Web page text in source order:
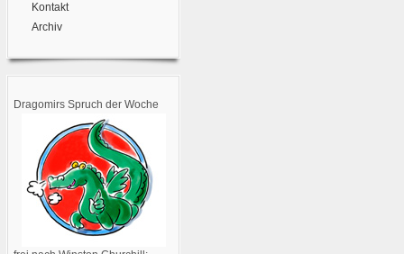
Kontakt
Archiv
Dragomirs Spruch der Woche